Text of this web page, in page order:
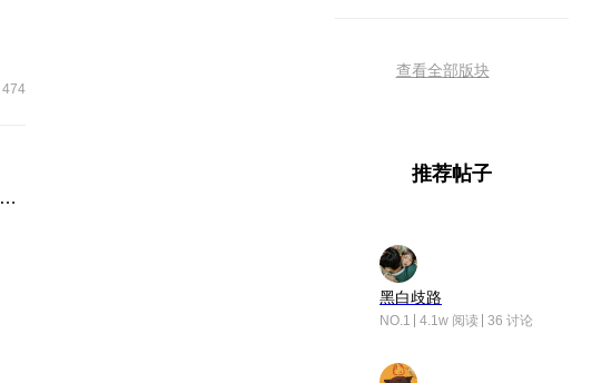
474
1、BetaClub账号链接 点击此处 （请使用内测报名时注册BetaClub账号的手机号） 2、log用户在使用过程中如遇问题 ...
查看全部版块
推荐帖子
黑白歧路
NO.1 4.1w 阅读 36 讨论